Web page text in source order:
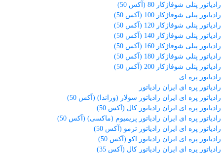
رادیاتور پنلی شوفاژکار 80 (آکس 50)
رادیاتور پنلی شوفاژکار 100 (آکس 50)
رادیاتور پنلی شوفاژکار 120 (آکس 50)
رادیاتور پنلی شوفاژکار 140 (آکس 50)
رادیاتور پنلی شوفاژکار 160 (آکس 50)
رادیاتور پنلی شوفاژکار 180 (آکس 50)
رادیاتور پنلی شوفاژکار 200 (آکس 50)
رادیاتور پره ای
رادیاتور پره ای ایران رادیاتور
رادیاتور پره ای ایران رادیاتور سولار (وراندا) (آکس 50)
رادیاتور پره ای ایران رادیاتور کال (آکس 50)
رادیاتور پره ای ایران رادیاتور پریمیوم (ماکسی) (آکس 50)
رادیاتور پره ای ایران رادیاتور ترمو (آکس 50)
رادیاتور پره ای ایران رادیاتور اکو (آکس 50)
رادیاتور پره ای ایران رادیاتور کال (آکس 35)